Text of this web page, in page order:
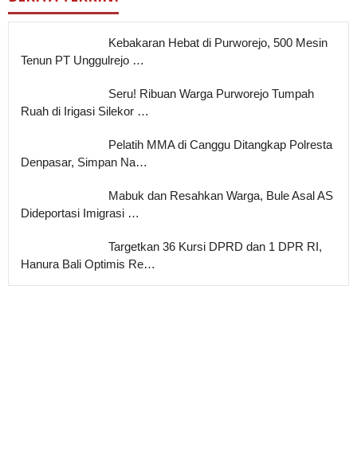
Kebakaran Hebat di Purworejo, 500 Mesin
Tenun PT Unggulrejo …
Seru! Ribuan Warga Purworejo Tumpah
Ruah di Irigasi Silekor …
Pelatih MMA di Canggu Ditangkap Polresta
Denpasar, Simpan Na…
Mabuk dan Resahkan Warga, Bule Asal AS
Dideportasi Imigrasi …
Targetkan 36 Kursi DPRD dan 1 DPR RI,
Hanura Bali Optimis Re…